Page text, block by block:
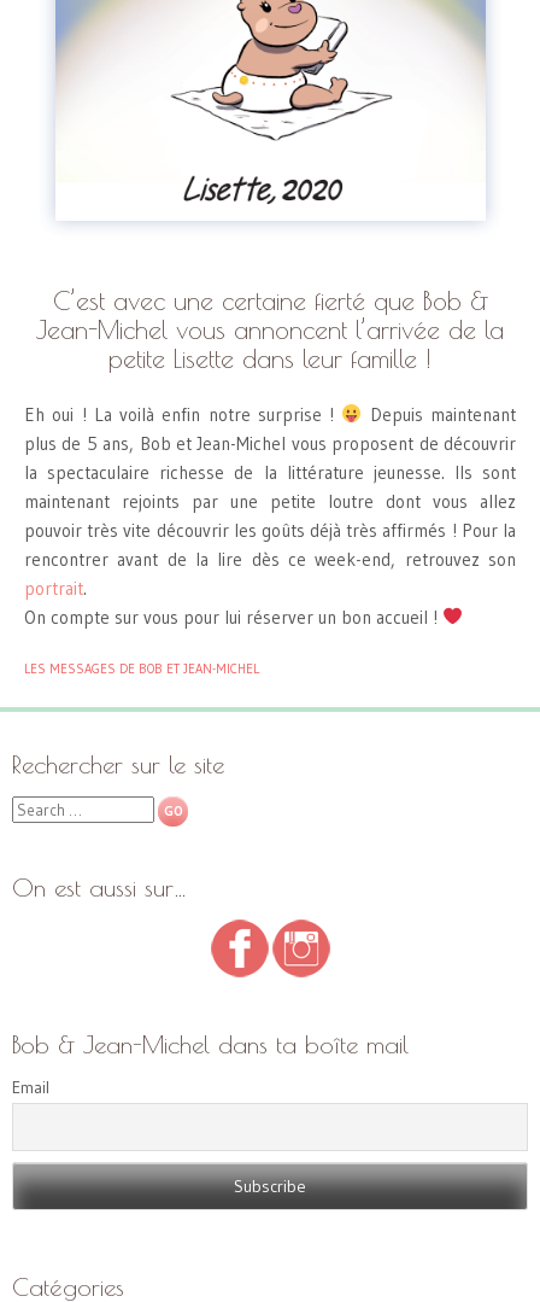
C’est avec une certaine fierté que Bob &
Jean-Michel vous annoncent l’arrivée de la
petite Lisette dans leur famille !
Eh oui ! La voilà enfin notre surprise !
Depuis maintenant
plus de 5 ans, Bob et Jean-Michel vous proposent de découvrir
la spectaculaire richesse de la littérature jeunesse. Ils sont
maintenant rejoints par une petite loutre dont vous allez
pouvoir très vite découvrir les goûts déjà très affirmés ! Pour la
rencontrer avant de la lire dès ce week-end, retrouvez son
portrait.
On compte sur vous pour lui réserver un bon accueil !
LES MESSAGES DE BOB ET JEAN-MICHEL
Rechercher sur le site
Search
On est aussi sur…
Bob & Jean-Michel dans ta boîte mail
Email
Catégories